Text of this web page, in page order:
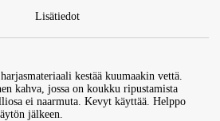
Lisätiedot
kestää kuumaakin vettä.
kahva, jossa on koukku ripustamista
ei naarmuta. Kevyt käyttää. Helppo
jälkeen.